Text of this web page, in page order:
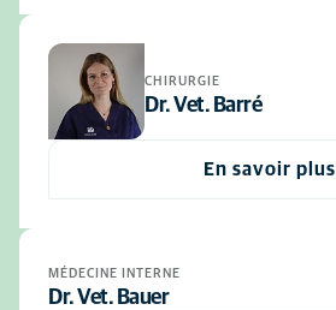
CHIRURGIE
Dr. Vet. Barré
En savoir plus
MÉDECINE INTERNE
Dr. Vet. Bauer